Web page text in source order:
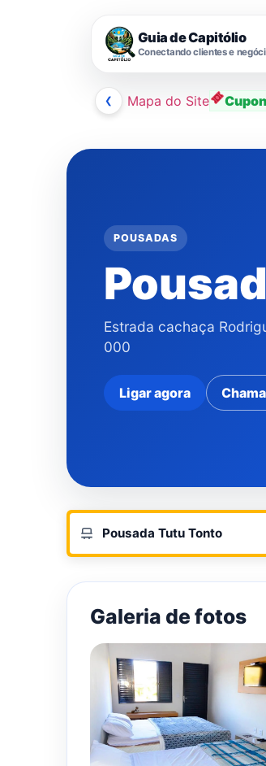
Guia de Capitólio
Conectando clientes e
❮ Mapa do Site
POUSADAS
Estrada cachaça
000
Ligar agora
Galeria de fotos